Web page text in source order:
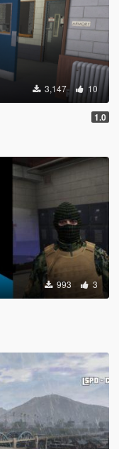
3,147 10
1.0
993 3